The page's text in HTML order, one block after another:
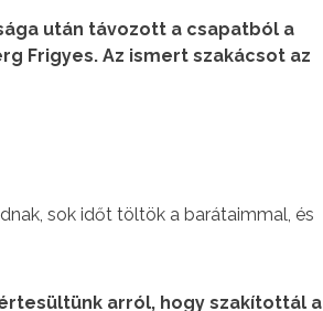
után távozott a csapatból a
Frigyes. Az ismert szakácsot az
sok időt töltök a barátaimmal, és
arról, hogy szakítottál a